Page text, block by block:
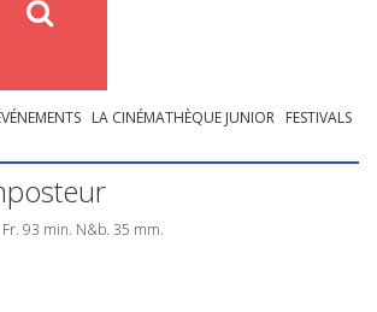
LA CINÉMATHÈQUE JUNIOR FESTIVALS
93 min. N&b. 35 mm.